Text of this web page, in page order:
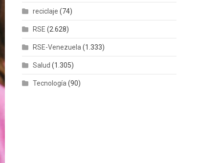
reciclaje (74)
RSE (2.628)
RSE-Venezuela (1.333)
Salud (1.305)
Tecnología (90)